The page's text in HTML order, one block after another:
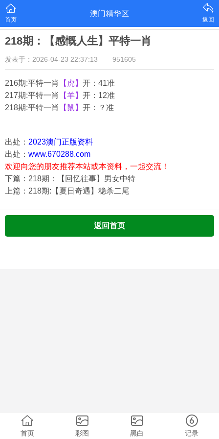
首页
澳门精华区
返回
218期：【感慨人生】平特一肖
发表于：2026-04-23 22:37:13 951605
216期:平特一肖 【虎】 开：41准
217期:平特一肖
【羊】 开：12准
218期:平特一肖
【鼠】 开：？准
出处： 2023澳门正版资料
出处： www.670288.com
欢迎向您的朋友推荐本站或本资料，一起交流！
下篇：218期：【回忆往事】男女中特
上篇：218期:【夏日奇遇】稳杀二尾
返回首页
首页 彩图 黑白 记录